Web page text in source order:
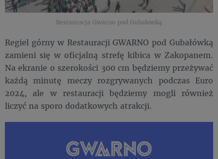
Restauracja Gwarno pod Gubałowką
Regiel górny w Restauracji GWARNO pod Gubałówką
zamieni się w oficjalną strefę kibica w Zakopanem.
Na ekranie o szerokości 300 cm będziemy przeżywać
każdą minutę meczy rozgrywanych podczas Euro
2024, ale w restauracji będziemy mogli również
liczyć na sporo dodatkowych atrakcji.